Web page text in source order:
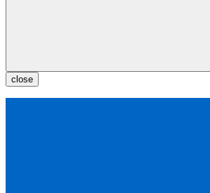
close